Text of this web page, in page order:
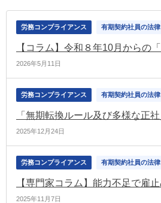
労務コンプライアンス 有期契約社員の法律
2026年5月11日
労務コンプライアンス 有期契約社員の法律
2025年12月24日
労務コンプライアンス 有期契約社員の法律
2025年11月7日